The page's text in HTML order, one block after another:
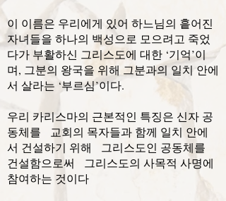
이 이름은 우리에게 있어 하느님의 흩어진
자녀들을 하나의 백성으로 모으려고 죽었
다가 부활하신 그리스도에 대한 ‘기억’이
며, 그분의 왕국을 위해 그분과의 일치 안에
서 살라는 ‘부르심’이다.
우리 카리스마의 근본적인 특징은 신자 공
동체를 교회의 목자들과 함께 일치 안에
서 건설하기 위해 그리스도인 공동체를
건설함으로써 그리스도의 사목적 사명에
참여하는 것이다